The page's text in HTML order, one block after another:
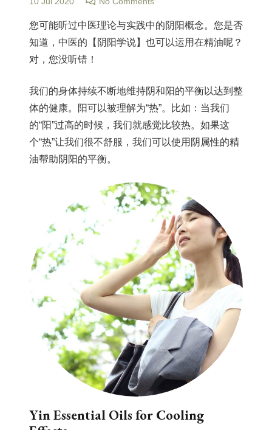
您可能听过中医理论与实践中的阴阳概念。您是否
知道，中医的【阴阳学说】也可以运用在精油呢？
对，您没听错！
我们的身体持续不断地维持阴和阳的平衡以达到整
体的健康。阳可以被理解为“热”。比如：当我们
的“阳”过高的时候，我们就感觉比较热。如果这
个“热”让我们很不舒服，我们可以使用阴属性的精
油帮助阴阳的平衡。
Yin Essential Oils for Cooling